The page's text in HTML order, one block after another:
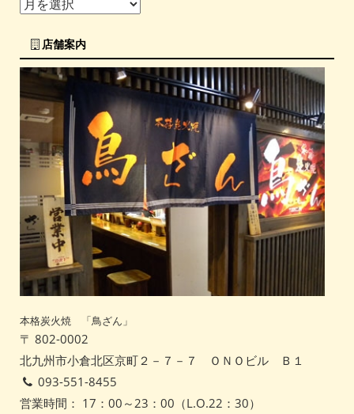
店舗案内
本格炭火焼 「鳥ざん」
〒 802-0002
北九州市小倉北区京町２－７－７ ＯＮＯビル Ｂ１
093-551-8455
営業時間： 17：00～23：00（L.O.22：30）